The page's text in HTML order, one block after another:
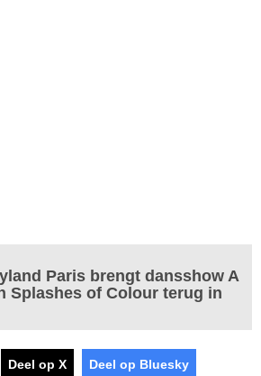
Paris brengt dansshow A
Splashes of Colour terug in
Deel op X Deel op Bluesky